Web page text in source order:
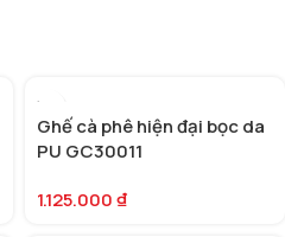
Ghế cà phê hiện đại bọc da
PU GC30011
1.125.000₫